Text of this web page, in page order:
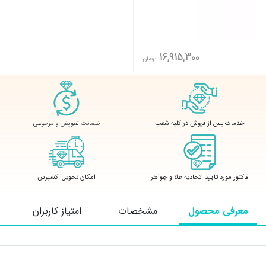
16,915,300 تومان
خدمات پس از فروش در کلیه شعب ضمانت تعویض و مرجوعی
فاکتور مورد تایید اتحادیه طلا و جواهر امکان تحویل اکسپرس
معرفی محصول مشخصات امتیاز کاربران